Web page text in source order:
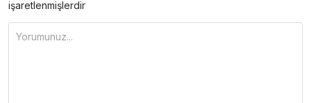
işaretlenmişlerdir